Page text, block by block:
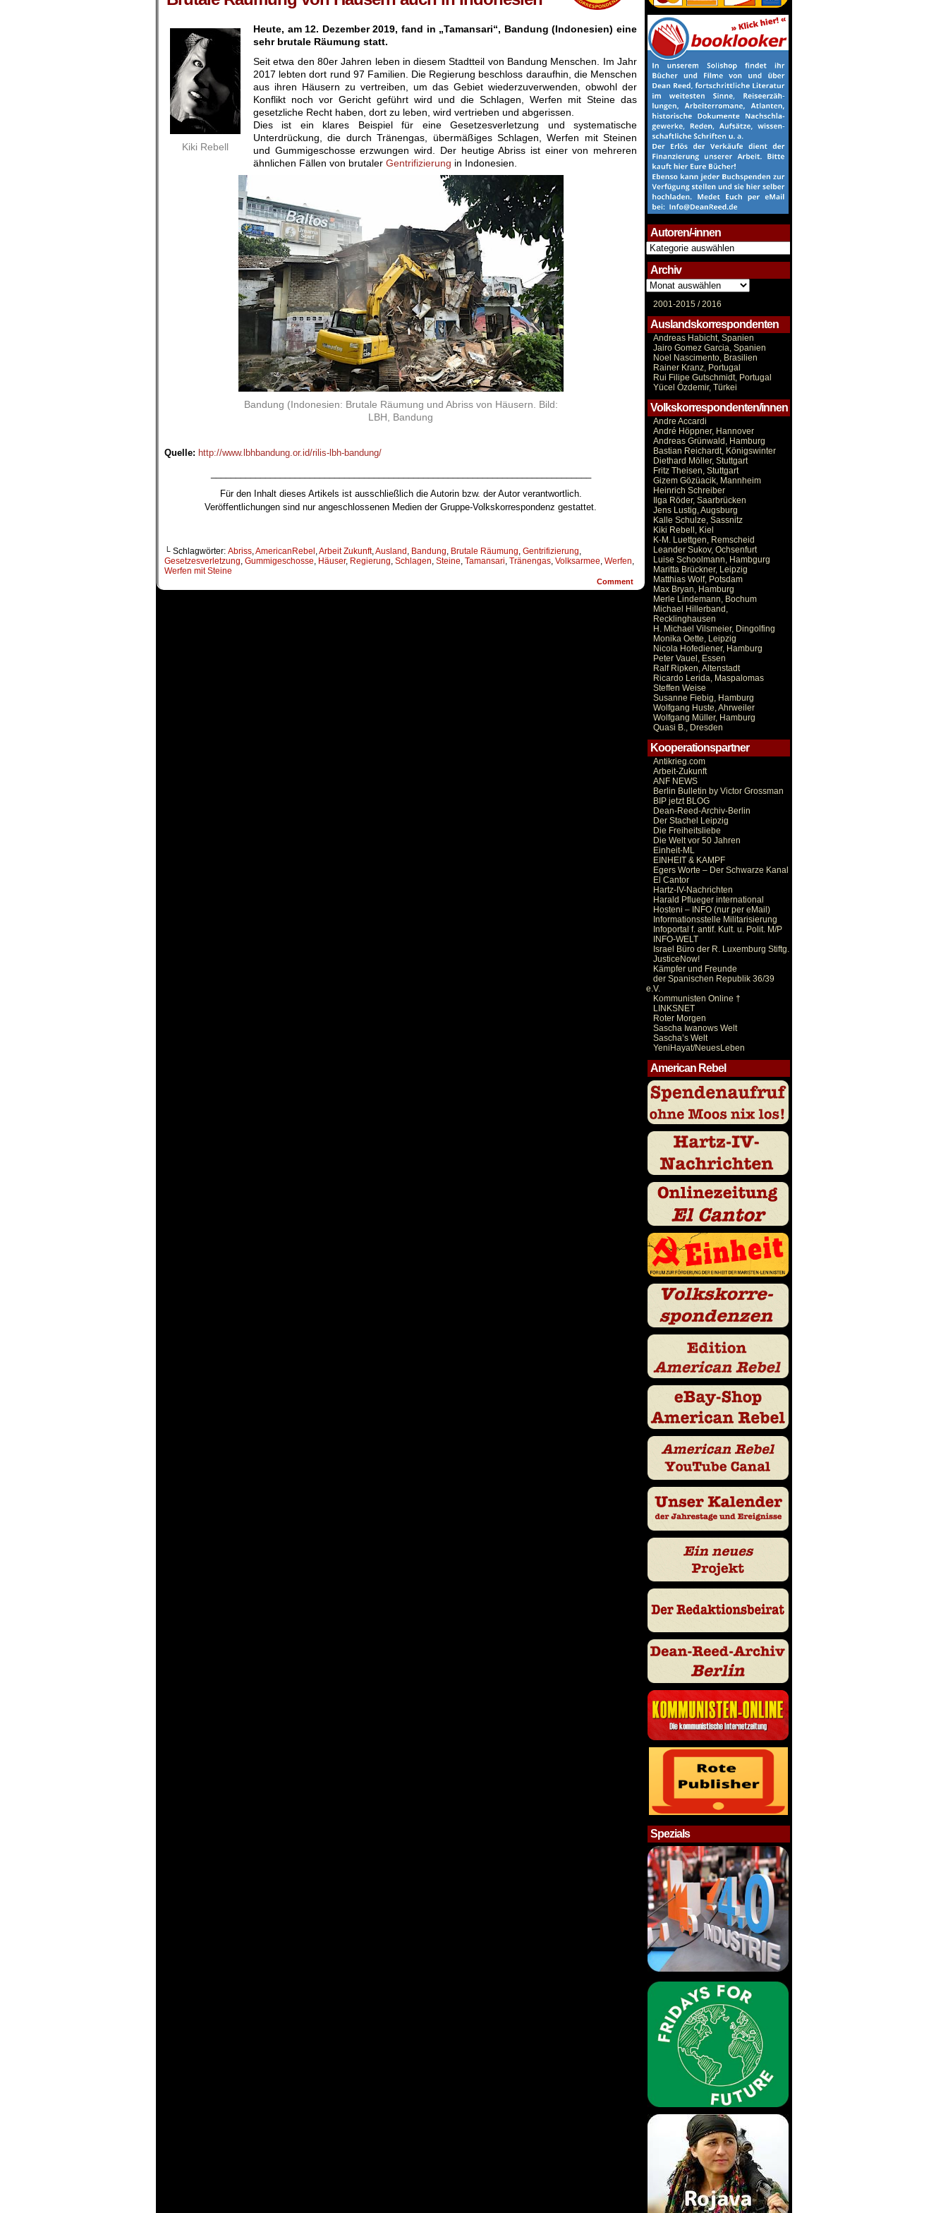
Kiki Rebell
Heute, am 12. Dezember 2019, fand in „Tamansari“, Bandung (Indonesien) eine
sehr brutale Räumung statt.
Seit etwa den 80er Jahren leben in diesem Stadtteil von Bandung Menschen. Im Jahr
2017 lebten dort rund 97 Familien. Die Regierung beschloss daraufhin, die Menschen
aus ihren Häusern zu vertreiben, um das Gebiet wiederzuverwenden, obwohl der
Konflikt noch vor Gericht geführt wird und die Schlagen, Werfen mit Steine das
gesetzliche Recht haben, dort zu leben, wird vertrieben und abgerissen.
Dies ist ein klares Beispiel für eine Gesetzesverletzung und systematische
Unterdrückung, die durch Tränengas, übermäßiges Schlagen, Werfen mit Steinen
und Gummigeschosse erzwungen wird. Der heutige Abriss ist einer von mehreren
ähnlichen Fällen von brutaler Gentrifizierung in Indonesien.
Bandung (Indonesien: Brutale Räumung und Abriss von Häusern. Bild:
LBH, Bandung
Quelle: http://www.lbhbandung.or.id/rilis-lbh-bandung/
Für den Inhalt dieses Artikels ist ausschließlich die Autorin bzw. der Autor verantwortlich.
Veröffentlichungen sind nur angeschlossenen Medien der Gruppe-Volkskorrespondenz gestattet.
└ Schlagwörter: Abriss,AmericanRebel ,Arbeit Zukunft,Ausland , Bandung, Brutale Räumung, Gentrifizierung,
Gesetzesverletzung, Gummigeschosse, Häuser, Regierung, Schlagen, Steine, Tamansari, Tränengas, Volksarmee, Werfen,
Werfen mit Steine
Comment
Autoren/-innen
Autoren/-
innen
Archiv
Archiv
2001-2015 /2016
Auslandskorrespondenten
Andreas Habicht, Spanien
Jairo Gomez Garcia, Spanien
Noel Nascimento, Brasilien
Rainer Kranz, Portugal
Rui Filipe Gutschmidt, Portugal
Yücel Özdemir, Türkei
Volkskorrespondenten/innen
Andre Accardi
André Höppner, Hannover
Andreas Grünwald, Hamburg
Bastian Reichardt, Königswinter
Diethard Möller, Stuttgart
Fritz Theisen, Stuttgart
Gizem Gözüacik, Mannheim
Heinrich Schreiber
Ilga Röder, Saarbrücken
Jens Lustig, Augsburg
Kalle Schulze, Sassnitz
Kiki Rebell, Kiel
K-M. Luettgen, Remscheid
Leander Sukov, Ochsenfurt
Luise Schoolmann, Hambgurg
Maritta Brückner, Leipzig
Matthias Wolf, Potsdam
Max Bryan, Hamburg
Merle Lindemann, Bochum
Michael Hillerband,
Recklinghausen
H. Michael Vilsmeier, Dingolfing
Monika Oette, Leipzig
Nicola Hofediener, Hamburg
Peter Vauel, Essen
Ralf Ripken, Altenstadt
Ricardo Lerida, Maspalomas
Steffen Weise
Susanne Fiebig, Hamburg
Wolfgang Huste, Ahrweiler
Wolfgang Müller, Hamburg
Quasi B., Dresden
Kooperationspartner
Antikrieg.com
Arbeit-Zukunft
ANF NEWS
Berlin Bulletin by Victor Grossman
BIP jetzt BLOG
Dean-Reed-Archiv-Berlin
Der Stachel Leipzig
Die Freiheitsliebe
Die Welt vor 50 Jahren
Einheit-ML
EINHEIT & KAMPF
Egers Worte – Der Schwarze Kanal
El Cantor
Hartz-IV-Nachrichten
Harald Pflueger international
Hosteni – INFO (nur per eMail)
Informationsstelle Militarisierung
Infoportal f. antif. Kult. u. Polit. M/P
INFO-WELT
Israel Büro der R. Luxemburg Stiftg.
JusticeNow!
Kämpfer und Freunde
der Spanischen Republik 36/39
e.V.
Kommunisten Online †
LINKSNET
Roter Morgen
Sascha Iwanows Welt
Sascha’s Welt
YeniHayat/NeuesLeben
American Rebel
Spezials